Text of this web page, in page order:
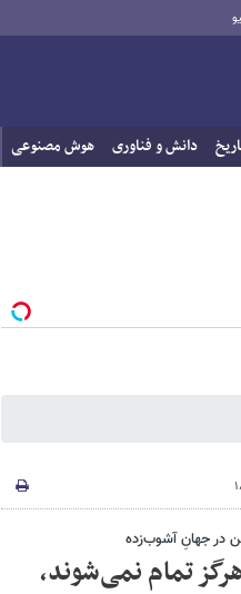
دانش و فناوری هوش مصنوعی
در جهانِ آشوب‌زده
تمام نمی‌شوند،